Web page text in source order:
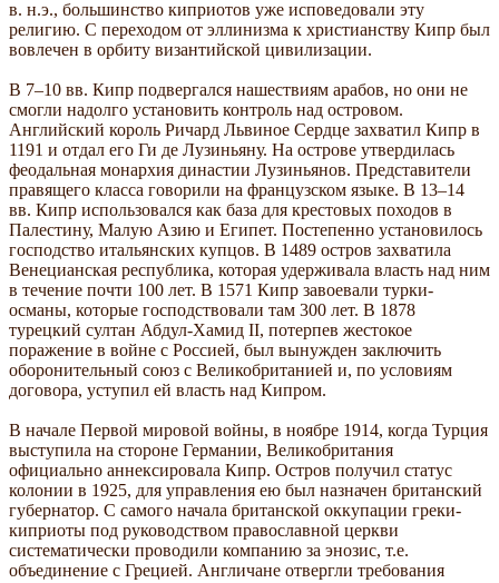
в. н.э., большинство киприотов уже исповедовали эту
религию. С переходом от эллинизма к христианству Кипр был
вовлечен в орбиту византийской цивилизации.
В 7–10 вв. Кипр подвергался нашествиям арабов, но они не
смогли надолго установить контроль над островом.
Английский король Ричард Львиное Сердце захватил Кипр в
1191 и отдал его Ги де Лузиньяну. На острове утвердилась
феодальная монархия династии Лузиньянов. Представители
правящего класса говорили на французском языке. В 13–14
вв. Кипр использовался как база для крестовых походов в
Палестину, Малую Азию и Египет. Постепенно установилось
господство итальянских купцов. В 1489 остров захватила
Венецианская республика, которая удерживала власть над ним
в течение почти 100 лет. В 1571 Кипр завоевали турки-
османы, которые господствовали там 300 лет. В 1878
турецкий султан Абдул-Хамид II, потерпев жестокое
поражение в войне с Россией, был вынужден заключить
оборонительный союз с Великобританией и, по условиям
договора, уступил ей власть над Кипром.
В начале Первой мировой войны, в ноябре 1914, когда Турция
выступила на стороне Германии, Великобритания
официально аннексировала Кипр. Остров получил статус
колонии в 1925, для управления ею был назначен британский
губернатор. С самого начала британской оккупации греки-
киприоты под руководством православной церкви
систематически проводили компанию за энозис, т.е.
объединение с Грецией. Англичане отвергли требования